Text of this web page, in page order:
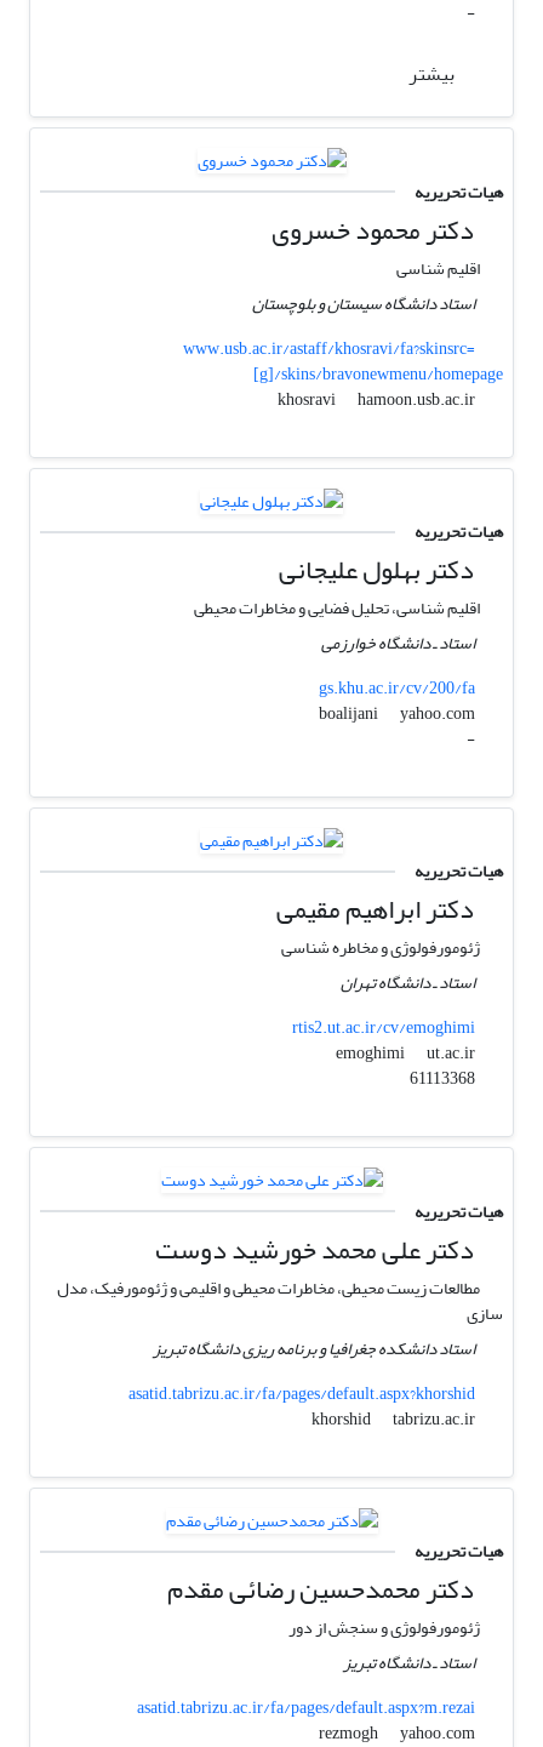
-
بیشتر
هیات تحریریه
دکتر محمود خسروی
اقلیم شناسی
استاد دانشگاه سیستان و بلوچستان
www.usb.ac.ir/astaff/khosravi/fa?skinsrc=
[g]/skins/bravonewmenu/homepage
khosravi
hamoon.usb.ac.ir
هیات تحریریه
دکتر بهلول علیجانی
اقلیم شناسی، تحلیل فضایی و مخاطرات محیطی
استاد ـ دانشگاه خوارزمی
gs.khu.ac.ir/cv/200/fa
boalijani
yahoo.com
-
هیات تحریریه
دکتر ابراهیم مقیمی
ژئومورفولوژی و مخاطره شناسی
استاد ـ دانشگاه تهران
rtis2.ut.ac.ir/cv/emoghimi
emoghimi
ut.ac.ir
61113368
هیات تحریریه
دکتر علی محمد خورشید دوست
مطالعات زیست محیطی، مخاطرات محیطی و اقلیمی و ژئومورفیک، مدل
سازی
استاد دانشکده جغرافیا و برنامه ریزی دانشگاه تبریز
asatid.tabrizu.ac.ir/fa/pages/default.aspx?khorshid
khorshid
tabrizu.ac.ir
هیات تحریریه
دکتر محمدحسین رضائی مقدم
ژئومورفولوژی و سنجش از دور
استاد ـ دانشگاه تبریز
asatid.tabrizu.ac.ir/fa/pages/default.aspx?m.rezai
rezmogh
yahoo.com